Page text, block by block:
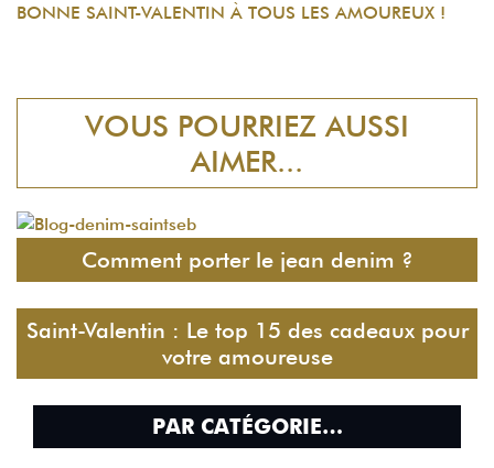
BONNE SAINT-VALENTIN À TOUS LES AMOUREUX !
VOUS POURRIEZ AUSSI
AIMER...
Comment porter le jean denim ?
Saint-Valentin : Le top 15 des cadeaux pour
votre amoureuse
PAR CATÉGORIE…